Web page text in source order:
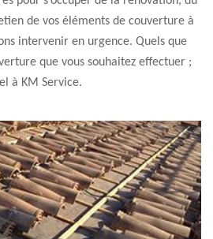
de vos éléments de couverture à
intervenir en urgence. Quels que
que vous souhaitez effectuer ;
à KM Service.